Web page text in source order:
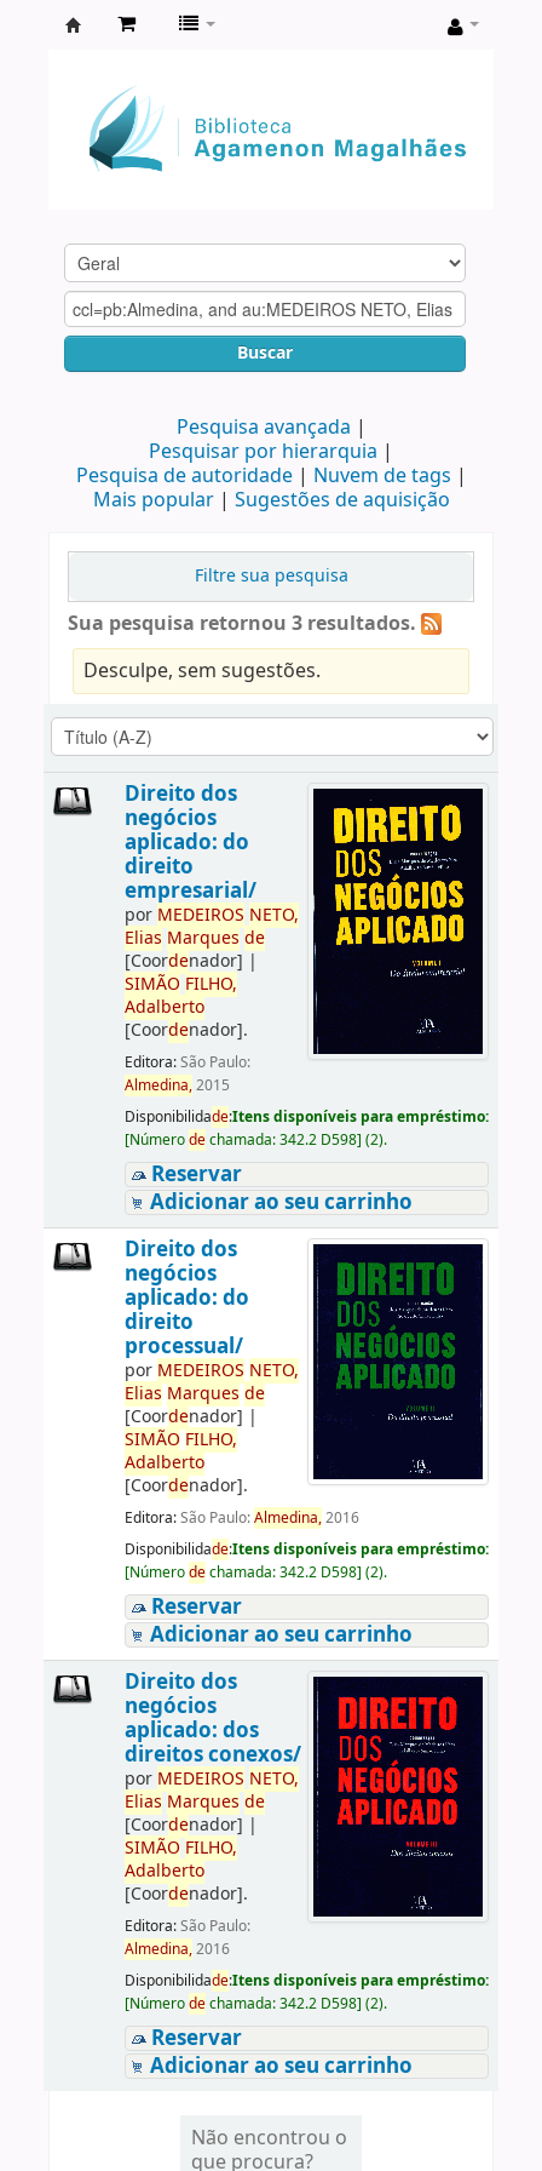
Agamenon
Magalhães
Buscar
Pesquisa avançada
Pesquisar por hierarquia
Pesquisa de autoridade
Nuvem de tags
Mais popular
Sugestões de aquisição
Filtre sua pesquisa
Sua pesquisa retornou 3 resultados.
Desculpe, sem sugestões.
Direito dos
negócios
aplicado: do
direito
empresarial/
por MEDEIROS NETO,
Elias Marques de
[Coordenador] |
SIMÃO FILHO,
Adalberto
[Coordenador].
Editora:São Paulo:
Almedina,2015
Disponibilidade:Itens disponíveis para empréstimo:
[Númerodechamada:342.2 D598] (2).
Reservar
Adicionar ao seu carrinho
Direito dos
negócios
aplicado: do
direito
processual/
por MEDEIROS NETO,
Elias Marques de
[Coordenador] |
SIMÃO FILHO,
Adalberto
[Coordenador].
Editora:São Paulo:Almedina,2016
Disponibilidade:Itens disponíveis para empréstimo:
[Númerodechamada:342.2 D598] (2).
Reservar
Adicionar ao seu carrinho
Direito dos
negócios
aplicado: dos
direitos conexos/
por MEDEIROS NETO,
Elias Marques de
[Coordenador] |
SIMÃO FILHO,
Adalberto
[Coordenador].
Editora:São Paulo:
Almedina,2016
Disponibilidade:Itens disponíveis para empréstimo:
[Númerodechamada:342.2 D598] (2).
Reservar
Adicionar ao seu carrinho
Não encontrou o
que procura?